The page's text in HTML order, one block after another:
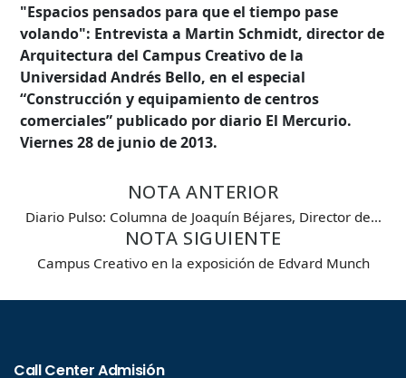
"Espacios pensados para que el tiempo pase
volando": Entrevista a Martin Schmidt, director de
Arquitectura del Campus Creativo de la
Universidad Andrés Bello, en el especial
“Construcción y equipamiento de centros
comerciales” publicado por diario El Mercurio.
Viernes 28 de junio de 2013.
NOTA ANTERIOR
Diario Pulso: Columna de Joaquín Béjares, Director de…
NOTA SIGUIENTE
Campus Creativo en la exposición de Edvard Munch
Búsqueda Avanzada
Carrera
Palabra clave